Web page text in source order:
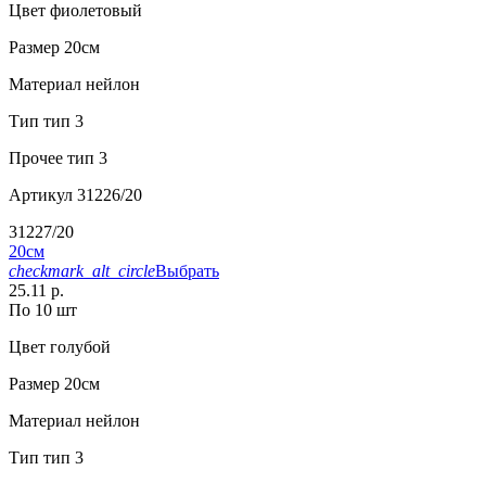
Цвет фиолетовый
Размер 20см
Материал нейлон
Тип тип 3
Прочее тип 3
Артикул 31226/20
31227/20
20см
checkmark_alt_circleВыбрать
25.11 р.
По 10 шт
Цвет голубой
Размер 20см
Материал нейлон
Тип тип 3